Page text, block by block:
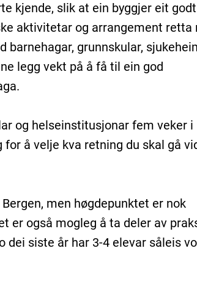
kjende, slik at ein byggjer eit godt
aktivitetar og arrangement retta
barnehagar, grunnskular,
legg vekt på å få til ein god
og helseinstitusjonar fem veker i
å velje kva retning du skal gå
men høgdepunktet er nok
er også mogleg å ta deler av
dei siste år har 3-4 elevar såleis